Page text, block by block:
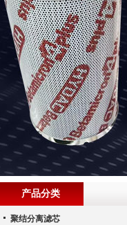
产品分类
聚结分离滤芯